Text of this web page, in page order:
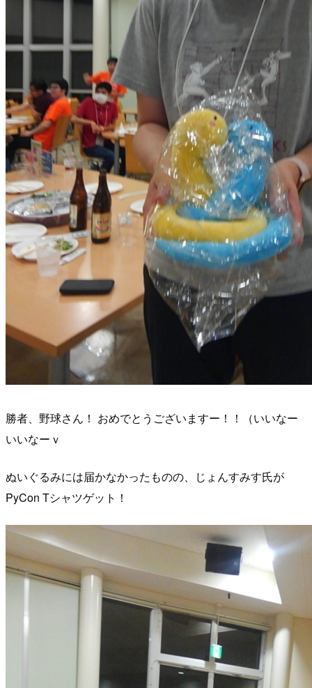
勝者、野球さん！ おめでとうございますー！！（いいなー
いいなーｖ
ぬいぐるみには届かなかったものの、じょんすみす氏が
PyCon Tシャツゲット！